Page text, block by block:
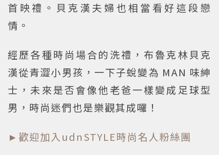
首映禮。貝克漢夫婦也相當看好這段戀
情。
經歷各種時尚場合的洗禮，布魯克林貝克
漢從青澀小男孩，一下子蛻變為 MAN 味紳
士，未來是否會像他老爸一樣變成足球型
男，時尚迷們也是樂觀其成囉！
►歡迎加入udnSTYLE時尚名人粉絲團